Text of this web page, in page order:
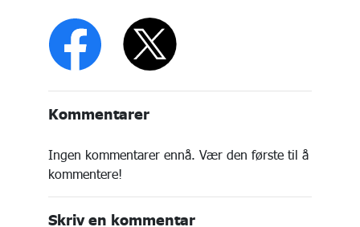
Kommentarer
Ingen kommentarer ennå. Vær den første til å
kommentere!
Skriv en kommentar